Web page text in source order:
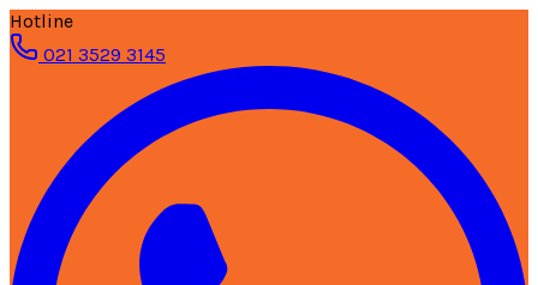
Hotline
021 3529 3145